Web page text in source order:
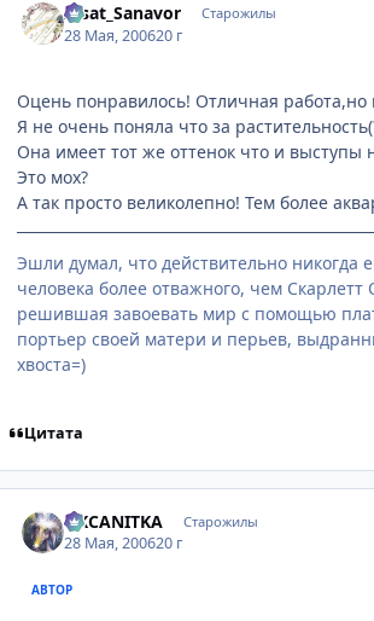
Aisat_Sanavor Старожилы
28 Мая, 200620 г
Оцень понравилось! Отличная работа,но
Я не очень поняла что за
Она имеет тот же оттенок что и выступы
Это мох?
А так просто великолепно! Тем более
Эшли думал, что действительно никогда
человека более отважного, чем Скарлетт
решившая завоевать мир с помощью
портьер своей матери и перьев,
хвоста=)
Цитата
OKCANITKA Старожилы
28 Мая, 200620 г
АВТОР